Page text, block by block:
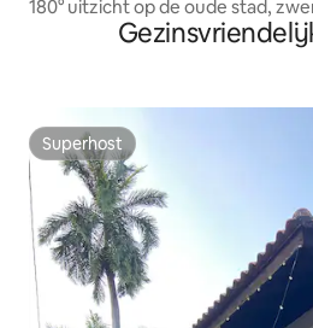
180° uitzicht op de oude stad,
Superhost
Superhost